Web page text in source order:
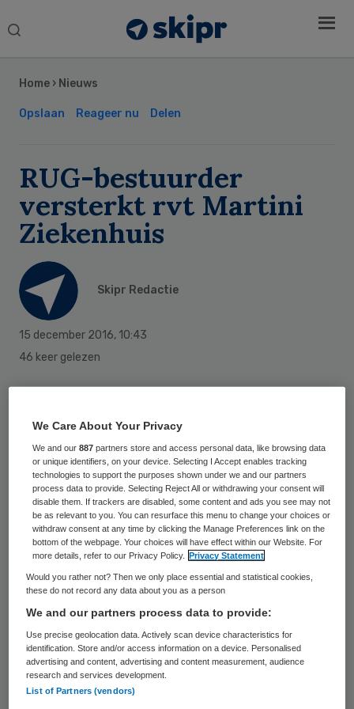
Search
Home › Nieuws
Opslaan Reageer nu Delen
RUG-bestuurder
versterkt rvt Martini
Ziekenhuis
Skipr Redactie
15 december 2016, 10:43
46 keer gelezen
Ziekenhuis heeft 14 december op
voordracht van de cliëntenraad Jan de Jeu
als nieuw lid benoemd. Hij volgt Lenie
Kootstra op, die twee volle termijnen van
vier jaar lid is geweest.
Het Martini Ziekenhuis is geen onbekende
organisatie voor Jan de Jeu. Van 1993 tot
2000 was hij er sectormanager Faciliteiten.
Momenteel is hij werkzaam als
vicevoorzitter College van Bestuur van de
Rijksuniversiteit Groningen.
Sidebar
We Care About Your Privacy
We and our887 partners store and access personal data, like browsing data
or unique identifiers, on your device. Selecting I Accept enables tracking
technologies to support the purposes shown under we and our partners
process data to provide. Selecting Reject All or withdrawing your consent will
disable them. If trackers are disabled, some content and ads you see may not
be as relevant to you. You can resurface this menu to change your choices or
withdraw consent at any time by clicking the Manage Preferences link on the
bottom of the webpage. Your choices will have effect within our Website. For
more details, refer to our Privacy Policy.
Privacy Statement
Would you rather not? Then we only place essential and statistical cookies,
these do not record any data about you as a person
We and our partners process data to provide:
Use precise geolocation data. Actively scan device characteristics for
identification. Store and/or access information on a device. Personalised
advertising and content, advertising and content measurement, audience
research and services development.
List of Partners (vendors)